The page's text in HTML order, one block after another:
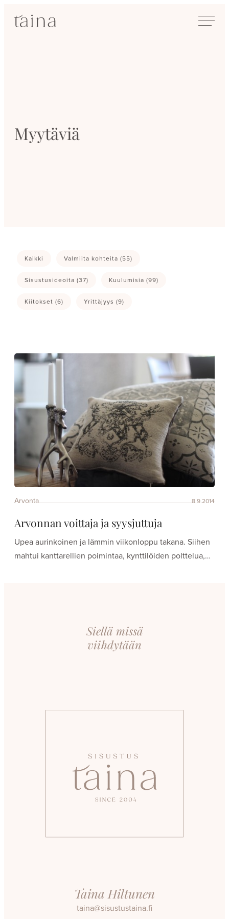
suoraan
SisustusTaina
Myytäviä
Kaikki Valmiita kohteita (55)
Sisustusideoita (37) Kuulumisia (99)
Kiitokset (6) Yrittäjyys (9)
Arvonta 8.9.2014
Arvonnan voittaja ja syysjuttuja
Upea aurinkoinen ja lämmin viikonloppu takana. Siihen
mahtui kanttarellien poimintaa, kynttilöiden polttelua,…
Siellä missä
viihdytään
Taina Hiltunen
taina@sisustustaina.fi